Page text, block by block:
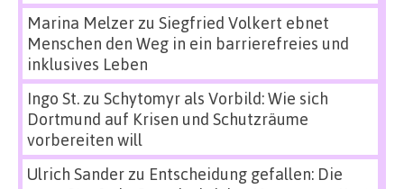
Marina Melzerzu Siegfried Volkert ebnet
Menschen den Weg in ein barrierefreies und
inklusives Leben
Ingo St.zu Schytomyr als Vorbild: Wie sich
Dortmund auf Krisen und Schutzräume
vorbereiten will
Ulrich Sanderzu Entscheidung gefallen: Die